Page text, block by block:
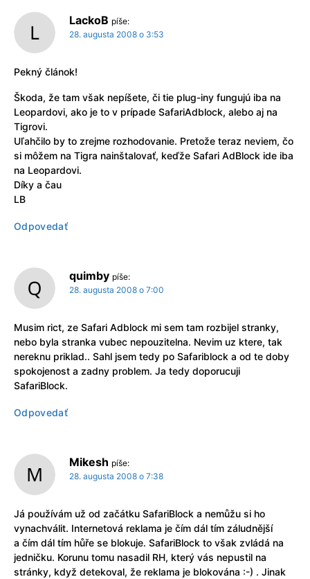
LackoB píše:
28. augusta 2008 o 3:53
Pekný článok!
Škoda, že tam však nepíšete, či tie plug-iny fungujú iba na
Leopardovi, ako je to v prípade SafariAdblock, alebo aj na
Tigrovi.
Uľahčilo by to zrejme rozhodovanie. Pretože teraz neviem, čo
si môžem na Tigra nainštalovať, keďže Safari AdBlock ide iba
na Leopardovi.
Díky a čau
LB
Odpovedať
quimby píše:
28. augusta 2008 o 7:00
Musim rict, ze Safari Adblock mi sem tam rozbijel stranky,
nebo byla stranka vubec nepouzitelna. Nevim uz ktere, tak
nereknu priklad.. Sahl jsem tedy po Safariblock a od te doby
spokojenost a zadny problem. Ja tedy doporucuji
SafariBlock.
Odpovedať
Mikesh píše:
28. augusta 2008 o 7:38
Já používám už od začátku SafariBlock a nemůžu si ho
vynachválit. Internetová reklama je čím dál tím záludnější
a čím dál tím hůře se blokuje. SafariBlock to však zvládá na
jedničku. Korunu tomu nasadil RH, který vás nepustil na
stránky, když detekoval, že reklama je blokována :-) . Jinak